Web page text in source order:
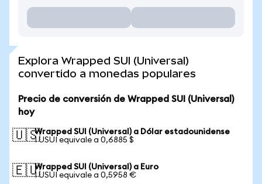
Explora Wrapped SUI (Universal)
convertido a monedas populares
Precio de conversión de Wrapped SUI (Universal)
hoy
🇺🇸Wrapped SUI (Universal) a Dólar estadounidense
1 USUI equivale a 0,6885 $
🇪🇺Wrapped SUI (Universal) a Euro
1 USUI equivale a 0,5958 €